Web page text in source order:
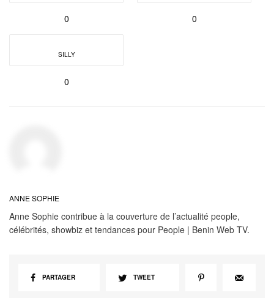
0 0
SILLY
0
ANNE SOPHIE
Anne Sophie contribue à la couverture de l’actualité people,
célébrités, showbiz et tendances pour People | Benin Web TV.
PARTAGER TWEET